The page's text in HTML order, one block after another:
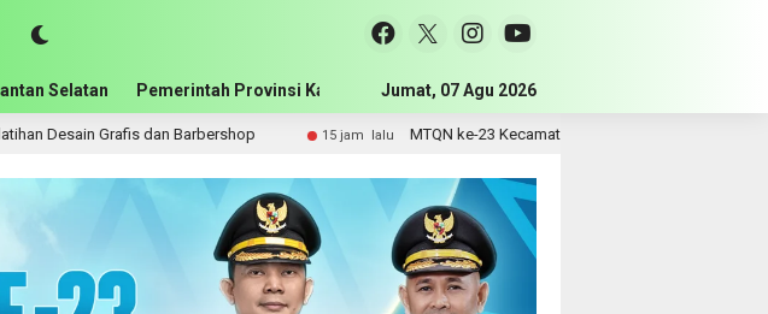
Selatan Pemerintah Provinsi Kalimantan Selatan Pemerintah Kabupaten Tanah
Jumat, 07 Agu 2026
dan Barbershop 15 jam lalu MTQN ke-23 Kecamatan Simpang Empat Resmi Dibuka, Bupati